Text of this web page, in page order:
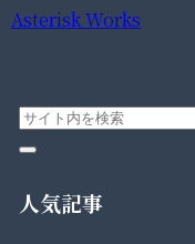
Asterisk Works
人気記事